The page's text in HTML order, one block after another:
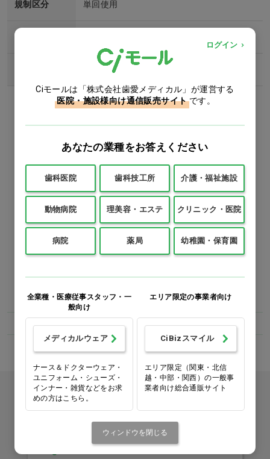
規制区分 単回使用
滅菌区分
304AKBZI00062000 管理医療機器(ｸﾗｽⅡ)
この商品のレビュー
レビューはまだありません
この商品のレビューを書く
カテゴリー
カタログをご利用のお客様
ログイン
Ciモールは「株式会社歯愛メディカル」が運営する
医院・施設様向け通信販売サイト です。
あなたの業種をお答えください
歯科医院 歯科技工所 介護・福祉施設
動物病院 理美容・エステ クリニック・医院
病院 薬局 幼稚園・保育園
全業種・医療従事スタッフ・一
般向け
メディカルウェア
ナース＆ドクターウェア・
ユニフォーム・シューズ・
インナー・雑貨などをお求
めの方はこちら。
エリア限定の事業者向け
CiBizスマイル
エリア限定（関東・北信
越・中部・関西）の一般事
業者向け総合通販サイト
ウィンドウを閉じる